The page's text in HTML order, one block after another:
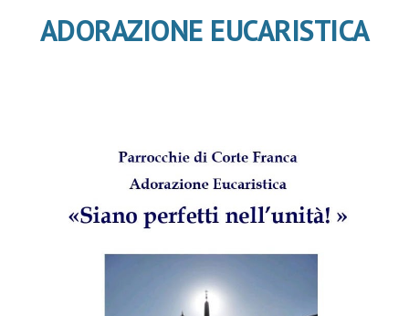
ADORAZIONE EUCARISTICA